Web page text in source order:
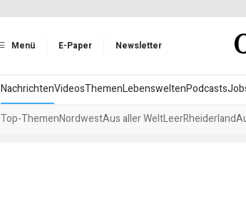
Menü E-Paper Newsletter
NachrichtenVideosThemenLebensweltenPodcasts
Top-ThemenNordwestAus aller WeltLeerRheiderland